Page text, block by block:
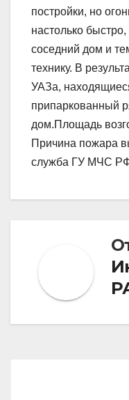
постройки, но
настолько
соседний дом и
технику. В
УАЗа,
припаркованный
дом.Площадь
Причина пожара
служба ГУ МЧС